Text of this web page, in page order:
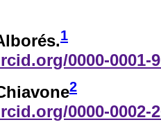
1
0000-0001-
2
0000-0002-